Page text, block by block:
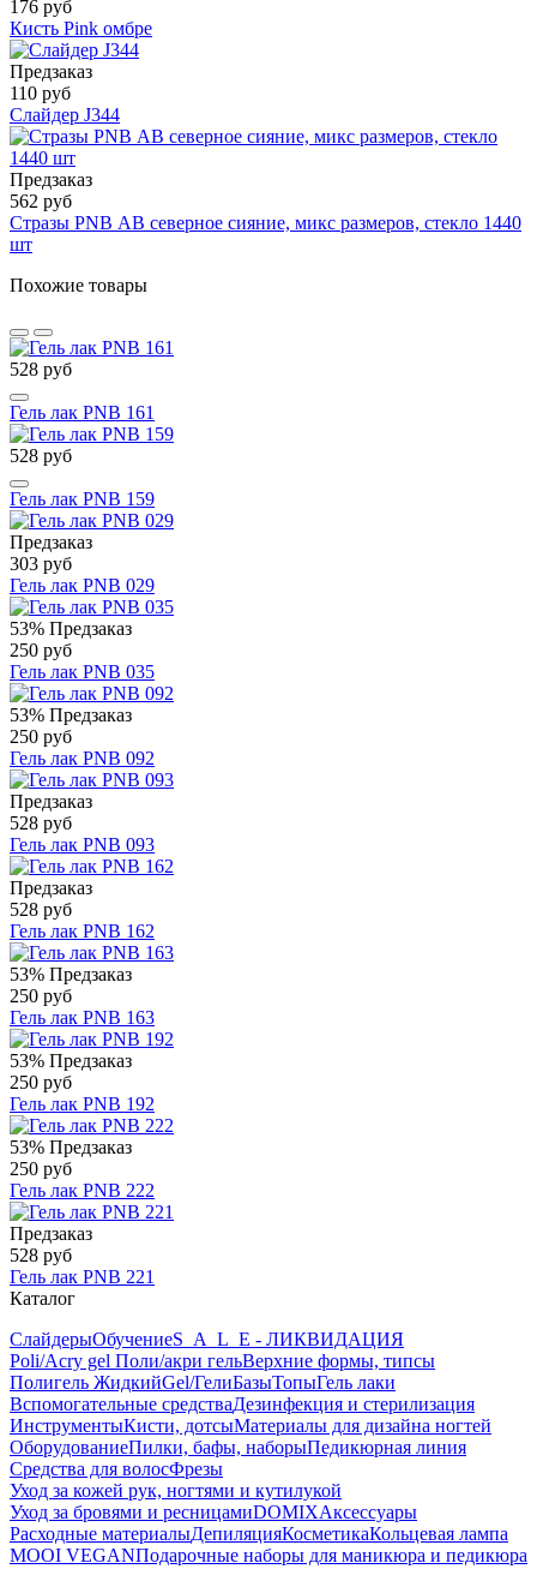
176 руб
Кисть Pink омбре
Предзаказ
110 руб
Слайдер J344
Предзаказ
562 руб
Стразы PNB АВ северное сияние, микс размеров, стекло 1440
шт
Похожие товары
528 руб
Гель лак PNB 161
528 руб
Гель лак PNB 159
Предзаказ
303 руб
Гель лак PNB 029
53% Предзаказ
250 руб
Гель лак PNB 035
53% Предзаказ
250 руб
Гель лак PNB 092
Предзаказ
528 руб
Гель лак PNB 093
Предзаказ
528 руб
Гель лак PNB 162
53% Предзаказ
250 руб
Гель лак PNB 163
53% Предзаказ
250 руб
Гель лак PNB 192
53% Предзаказ
250 руб
Гель лак PNB 222
Предзаказ
528 руб
Гель лак PNB 221
Каталог
СлайдерыОбучениеS_A_L_E - ЛИКВИДАЦИЯ
Poli/Acry gel Поли/акри гельВерхние формы, типсы
Полигель ЖидкийGel/ГелиБазыТопыГель лаки
Вспомогательные средстваДезинфекция и стерилизация
ИнструментыКисти, дотсыМатериалы для дизайна ногтей
ОборудованиеПилки, бафы, наборыПедикюрная линия
Средства для волосФрезы
Уход за кожей рук, ногтями и кутилукой
Уход за бровями и ресницамиDOMIXАксессуары
Расходные материалыДепиляцияКосметикаКольцевая лампа
MOOI VEGANПодарочные наборы для маникюра и педикюра